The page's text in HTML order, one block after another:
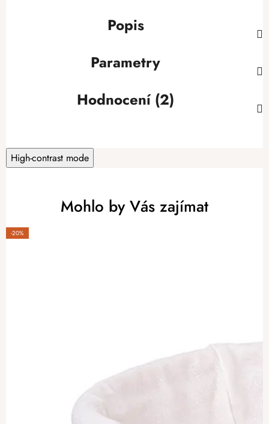
Popis
Parametry
Hodnocení (2)
High-contrast mode
Mohlo by Vás zajímat
-20%